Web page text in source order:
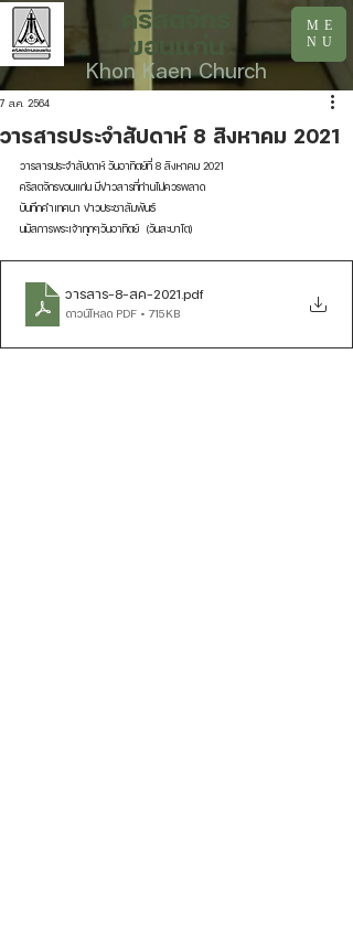
ME
NU
คริสตจักร
ขอนแก่น
Khon Kaen Church
วารสารประจำสัปดาห์ 8 สิงหาคม 2021
7 ส.ค. 2564
วารสารประจำสัปดาห์ วันอาทิตย์ที่ 8 สิงหาคม 2021
คริสตจักรขอนแก่น มีข่าวสารที่ท่านไม่ควรพลาด
บันทึกคำเทศนา ข่าวประชาสัมพันธ์
นมัสการพระเจ้าทุกๆวันอาทิตย์  (วันสะบาโต)
วารสาร-8-สค-2021.pdf
ดาวน์โหลด PDF • 715KB